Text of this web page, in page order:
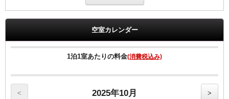
ピュアスマイル eyeしてる
ジュレーム ノンシリコンシャンプー・トリートメント
※内容については変更になることもあります。ご了承下さい。
完備。
・ご宿泊者様専用の大浴場をご利用いただけます。
空室カレンダー
1泊1室あたりの料金(消費税込み)
< 2025年10月 >